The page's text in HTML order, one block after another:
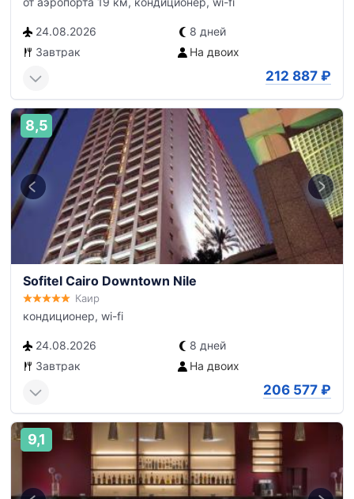
24.08.2026
8 дней
Завтрак
На двоих
212 887 ₽
8,5
Sofitel Cairo Downtown Nile
Каир
кондиционер, wi-fi
24.08.2026
8 дней
Завтрак
На двоих
206 577 ₽
9,1